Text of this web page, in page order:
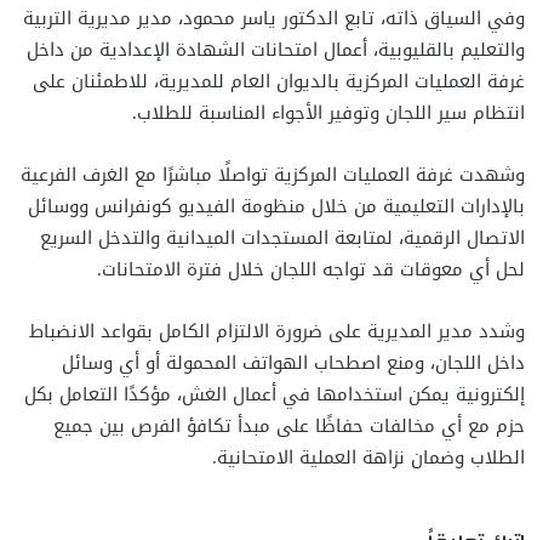
وفي السياق ذاته، تابع الدكتور ياسر محمود، مدير مديرية التربية
والتعليم بالقليوبية، أعمال امتحانات الشهادة الإعدادية من داخل
غرفة العمليات المركزية بالديوان العام للمديرية، للاطمئنان على
انتظام سير اللجان وتوفير الأجواء المناسبة للطلاب.
وشهدت غرفة العمليات المركزية تواصلًا مباشرًا مع الغرف الفرعية
بالإدارات التعليمية من خلال منظومة الفيديو كونفرانس ووسائل
الاتصال الرقمية، لمتابعة المستجدات الميدانية والتدخل السريع
لحل أي معوقات قد تواجه اللجان خلال فترة الامتحانات.
وشدد مدير المديرية على ضرورة الالتزام الكامل بقواعد الانضباط
داخل اللجان، ومنع اصطحاب الهواتف المحمولة أو أي وسائل
إلكترونية يمكن استخدامها في أعمال الغش، مؤكدًا التعامل بكل
حزم مع أي مخالفات حفاظًا على مبدأ تكافؤ الفرص بين جميع
الطلاب وضمان نزاهة العملية الامتحانية.